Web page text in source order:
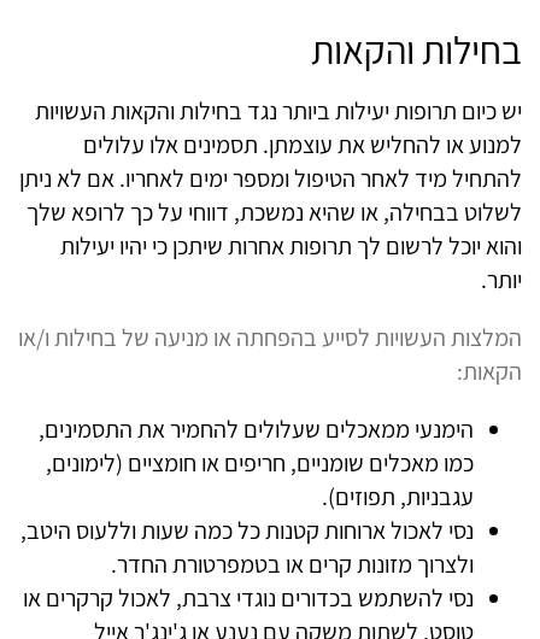
בחילות והקאות
יש כיום תרופות יעילות ביותר נגד בחילות והקאות העשויות
למנוע או להחליש את עוצמתן. תסמינים אלו עלולים
להתחיל מיד לאחר הטיפול ומספר ימים לאחריו. אם לא ניתן
לשלוט בבחילה, או שהיא נמשכת, דווחי על כך לרופא שלך
והוא יוכל לרשום לך תרופות אחרות שיתכן כי יהיו יעילות
יותר.
המלצות העשויות לסייע בהפחתה או מניעה של בחילות ו/או
הקאות:
הימנעי ממאכלים שעלולים להחמיר את התסמינים,
כמו מאכלים שומניים, חריפים או חומציים (לימונים,
עגבניות, תפוזים).
נסי לאכול ארוחות קטנות כל כמה שעות וללעוס היטב,
ולצרוך מזונות קרים או בטמפרטורת החדר.
נסי להשתמש בכדורים נוגדי צרבת, לאכול קרקרים או
טוסט, לשתות משקה עם נענע או ג'ינג'ר אייל